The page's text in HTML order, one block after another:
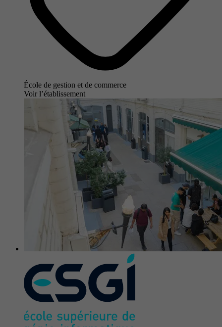
École de gestion et de commerce
Voir l’établissement